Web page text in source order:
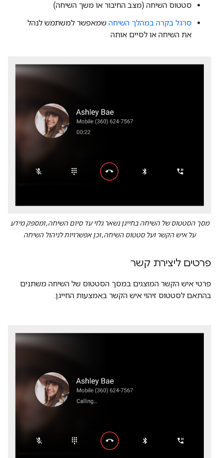
סטטוס השיחה (מצב החיבור או משך השיחה)
סרגל בקרה במהלך השיחה שמאפשר למשתמש לנהל
את השיחה או לסיים אותה
מסך הסטטוס של השיחה בחייגן נשאר גלוי עד סיום השיחה, ומספק מידע
על איש הקשר ועל סטטוס השיחה, וכן אפשרויות לניהול השיחה
פרטים ליצירת קשר
פרטי איש הקשר המוצגים במסך הסטטוס של השיחה משתנים
בהתאם לסטטוס זיהוי איש הקשר באמצעות החייגן.